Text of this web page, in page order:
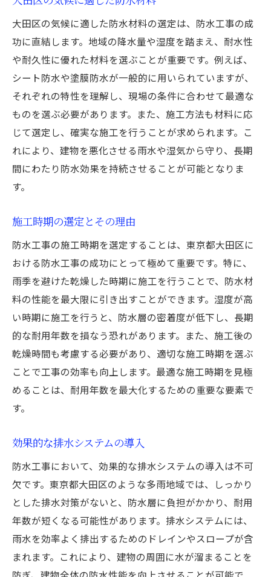
大田区の気候に適した防水材料の選定は、防水工事の成
功に直結します。地域の降水量や湿度を踏まえ、耐水性
や耐久性に優れた材料を選ぶことが重要です。例えば、
シート防水や塗膜防水が一般的に用いられていますが、
それぞれの特性を理解し、現場の条件に合わせて最適な
ものを選ぶ必要があります。また、施工方法も材料に応
じて選定し、確実な施工を行うことが求められます。こ
れにより、建物を悪化させる雨水や湿気から守り、長期
間にわたり防水効果を持続させることが可能となりま
す。
施工時期の選定とその理由
防水工事の施工時期を選定することは、東京都大田区に
おける防水工事の成功にとって極めて重要です。特に、
雨季を避けた乾燥した時期に施工を行うことで、防水材
料の性能を最大限に引き出すことができます。湿度が高
い時期に施工を行うと、防水層の密着度が低下し、長期
的な耐用年数を損なう恐れがあります。また、施工後の
乾燥時間も考慮する必要があり、適切な施工時期を選ぶ
ことで工事の効率も向上します。最適な施工時期を見極
めることは、耐用年数を最大化するための重要な要素で
す。
効果的な排水システムの導入
防水工事において、効果的な排水システムの導入は不可
欠です。東京都大田区のような多雨地域では、しっかり
とした排水対策がないと、防水層に負担がかかり、耐用
年数が短くなる可能性があります。排水システムには、
雨水を効率よく排出するためのドレインやスロープが含
まれます。これにより、建物の周囲に水が溜まることを